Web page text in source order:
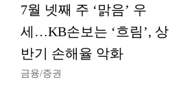
7월 넷째 주 ‘맑음’ 우
세…KB손보는 ‘흐림’, 상
반기 손해율 악화
금융/증권